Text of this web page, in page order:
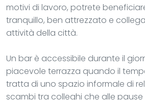
motivi di lavoro, potrete
tranquillo, ben attrezzato e
attività della città.
Un bar è accessibile durante il
piacevole terrazza quando il
tratta di uno spazio informale di
scambi tra colleghi che alle